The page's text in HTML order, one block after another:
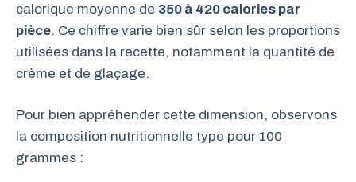
calorique moyenne de 350 à 420 calories par
pièce. Ce chiffre varie bien sûr selon les proportions
utilisées dans la recette, notamment la quantité de
crème et de glaçage.
Pour bien appréhender cette dimension, observons
la composition nutritionnelle type pour 100
grammes :